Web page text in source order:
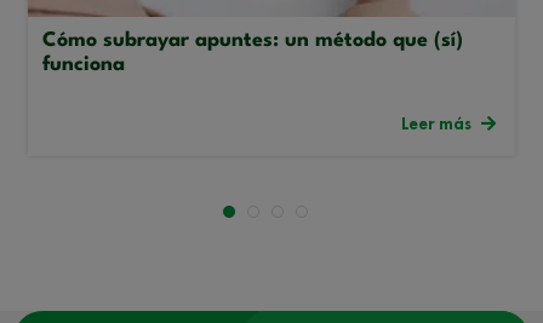
Cómo subrayar apuntes: un método que (sí)
funciona
Leer más